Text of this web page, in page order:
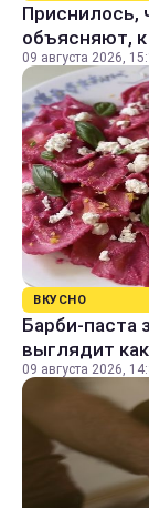
Приснилось,
объясняют, к
09 августа 2026,
ВКУСНО
Барби-паста
выглядит
09 августа 2026,